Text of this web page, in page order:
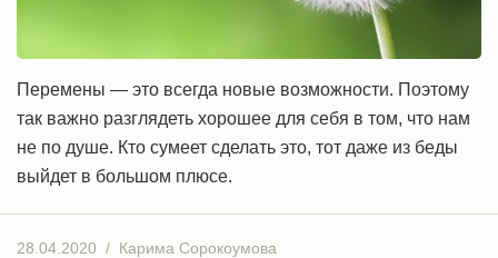
Перемены — это всегда новые возможности. Поэтому
так важно разглядеть хорошее для себя в том, что нам
не по душе. Кто сумеет сделать это, тот даже из беды
выйдет в большом плюсе.
28.04.2020 / Карима Сорокоумова